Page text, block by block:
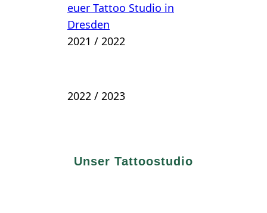
2021 / 2022
2022 / 2023
Unser Tattoostudio